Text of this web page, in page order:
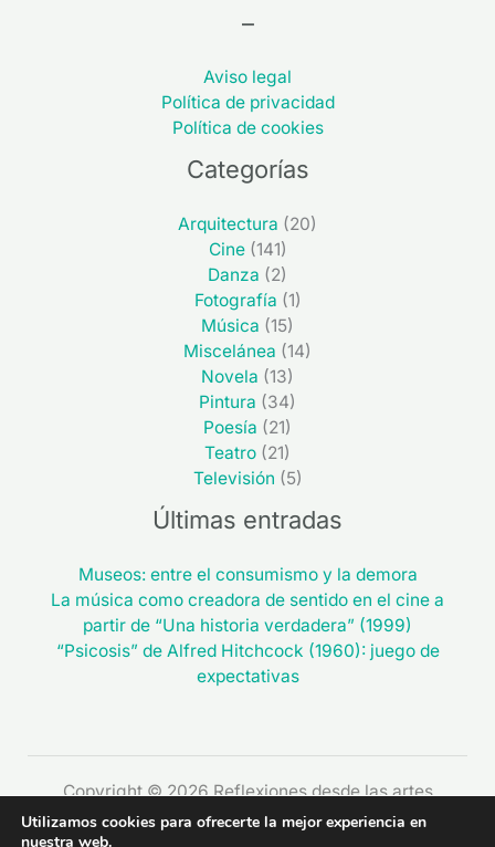
–
Aviso legal
Política de privacidad
Política de cookies
Categorías
Arquitectura (20)
Cine(141)
Danza (2)
Fotografía (1)
Música (15)
Miscelánea (14)
Novela (13)
Pintura (34)
Poesía (21)
Teatro (21)
Televisión (5)
Últimas entradas
Museos: entre el consumismo y la demora
La música como creadora de sentido en el cine a
partir de “Una historia verdadera” (1999)
“Psicosis” de Alfred Hitchcock (1960): juego de
expectativas
Copyright © 2026 Reflexiones desde las artes
Utilizamos cookies para ofrecerte la mejor experiencia en
nuestra web.